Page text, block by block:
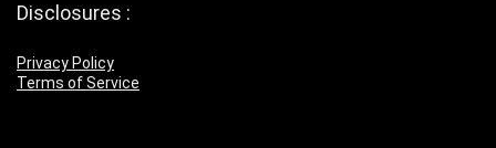
Disclosures :
Privacy Policy
Terms of Service